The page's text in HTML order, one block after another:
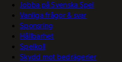
Jobba på Svenska Spel
Vanliga frågor & svar
Sponsring
Hållbarhet
Spelkoll
Skydd mot bedrägerier